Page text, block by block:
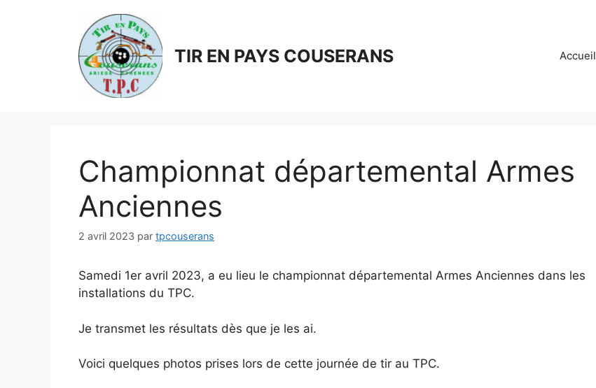
TIR EN PAYS COUSERANS Accueil
Championnat départemental Armes
Anciennes
2 avril 2023 par tpcouserans
Samedi 1er avril 2023, a eu lieu le championnat départemental Armes Anciennes dans les
installations du TPC.
Je transmet les résultats dès que je les ai.
Voici quelques photos prises lors de cette journée de tir au TPC.